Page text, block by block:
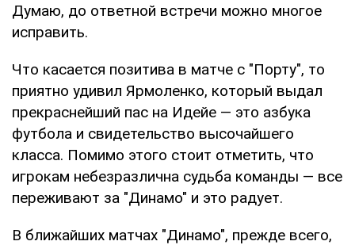
Думаю, до ответной встречи можно многое
исправить.
Что касается позитива в матче с "Порту", то
приятно удивил Ярмоленко, который выдал
прекраснейший пас на Идейе — это азбука
футбола и свидетельство высочайшего
класса. Помимо этого стоит отметить, что
игрокам небезразлична судьба команды — все
переживают за "Динамо" и это радует.
В ближайших матчах "Динамо", прежде всего,